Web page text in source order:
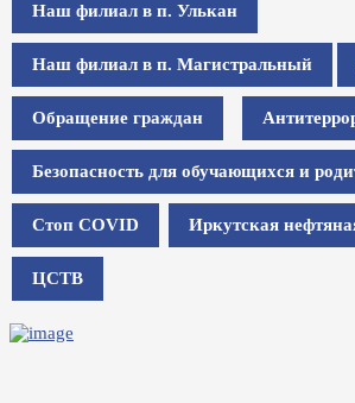
Наш филиал в п. Улькан
Наш филиал в п. Магистральный
Обращение граждан
Безопасность для обучающихся и
Стоп COVID Иркутская
ЦСТВ